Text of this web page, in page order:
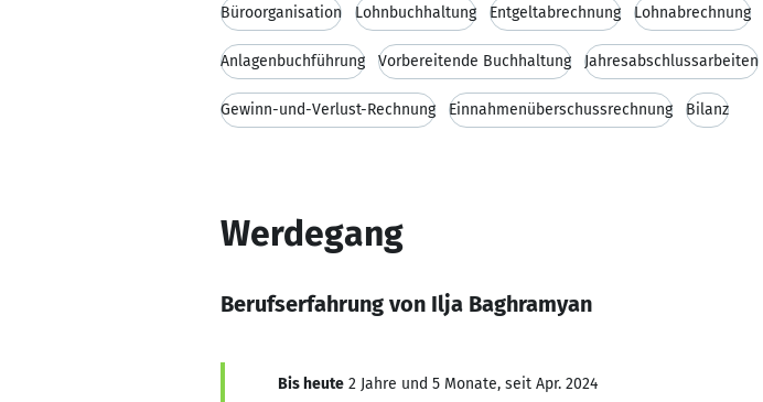
Büroorganisation Lohnbuchhaltung Entgeltabrechnung Lohnabrechnung
Anlagenbuchführung Vorbereitende Buchhaltung Jahresabschlussarbeiten
Gewinn-und-Verlust-Rechnung Einnahmenüberschussrechnung Bilanz
Werdegang
Berufserfahrung von Ilja Baghramyan
Bis heute 2 Jahre und 5 Monate, seit Apr. 2024